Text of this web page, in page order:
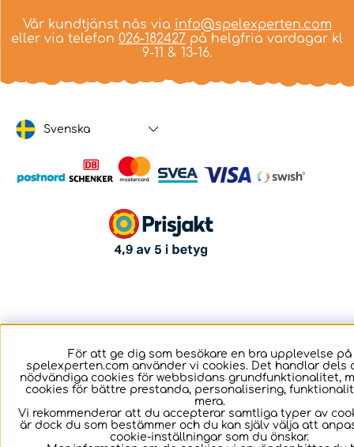
Vår kundtjänst nås via info@spelexperten.com
eller via telefon 026-182427 på helgfria vardagar kl
9-11 & 13-16.
Svenska
För att ge dig som besökare en bra upplevelse på
spelexperten.com använder vi cookies. Det handlar dels
nödvändiga cookies för webbsidans grundfunktionalitet,
cookies för bättre prestanda, personalisering,
mera.
Vi rekommenderar att du accepterar samtliga typer av
är dock du som bestämmer och du kan själv välja att
cookie-inställningar som du önskar.